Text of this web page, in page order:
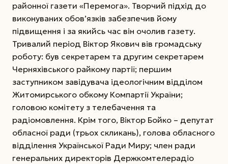
районної газети «Перемога». Творчий підхід до
виконуваних обов’язків забезпечив йому
підвищення і за якийсь час він очолив газету.
Тривалий період Віктор Якович вів громадську
роботу: був секретарем та другим секретарем
Черняхівського райкому партії; першим
заступником завідувача ідеологічним відділом
Житомирського обкому Компартії України;
головою комітету з телебачення та
радіомовлення. Крім того, Віктор Бойко – депутат
обласної ради (трьох скликань), голова обласного
відділення Української Ради Миру; член ради
генеральних директорів Держкомтелерадіо